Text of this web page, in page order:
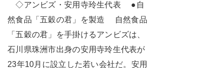
◇アンビズ・安用寺玲生代表 ●自
然食品「五穀の君」を製造 自然食品
「五穀の君」を手掛けるアンビズは、
石川県珠洲市出身の安用寺玲生代表が
23年10月に設立した若い会社だ。安用